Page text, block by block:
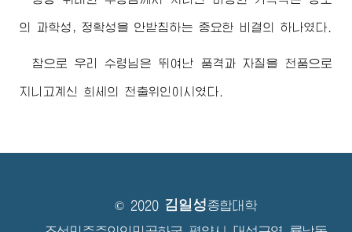
의 과학성, 정확성을 안받침하는 중요한 비결의 하나였다.
참으로 우리 수령님 은 뛰여난 품격과 자질을 천품으로
지니고계신 희세의 천출위인이시였다.
© 2020 김일성종합대학